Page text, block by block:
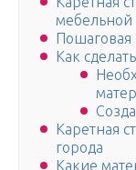
мебельной
Пошаговая
Как
Каретная
города
Какие